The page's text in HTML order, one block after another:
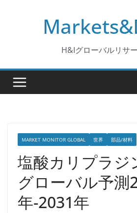
H&Iグローバルリサ
MARKET MONITOR GLOBAL 世界 部品/材料
塩酸カリプラジ
グローバル予測
年-2031年